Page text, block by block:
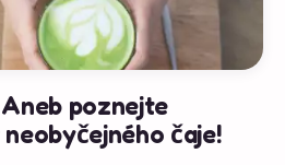
poznejte
čaje!